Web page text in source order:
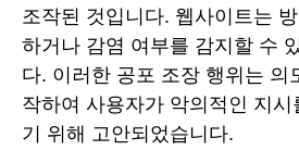
조작된 것입니다. 웹사이트는
하거나 감염 여부를 감지할 수
다. 이러한 공포 조장 행위는 의
작하여 사용자가 악의적인 지
기 위해 고안되었습니다.